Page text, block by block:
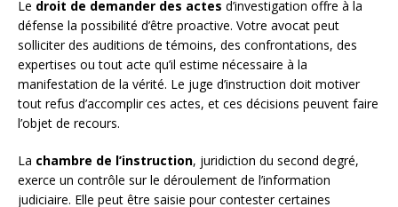
Le droit de demander des actes d’investigation offre à la
défense la possibilité d’être proactive. Votre avocat peut
solliciter des auditions de témoins, des confrontations, des
expertises ou tout acte qu’il estime nécessaire à la
manifestation de la vérité. Le juge d’instruction doit motiver
tout refus d’accomplir ces actes, et ces décisions peuvent faire
l’objet de recours.
La chambre de l’instruction, juridiction du second degré,
exerce un contrôle sur le déroulement de l’information
judiciaire. Elle peut être saisie pour contester certaines